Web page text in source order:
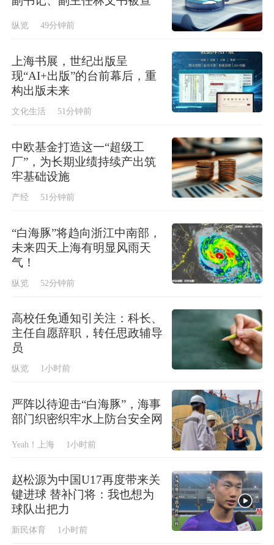
纵览 49分钟前
上海书展，世纪出版呈
现“AI+出版”的台前幕后，重
构出版未来
文化生活 51分钟前
中欧基金打造这一“超级工
厂”，为长期业绩持续产出筑
牢基础设施
产经 51分钟前
“白海豚”将趋向浙江中南部，
未来四天上海有明显风雨天
气！
纵览 52分钟前
高校任免通知引关注：科长、
主任自愿辞职，转任思政辅导
员
纵览 1小时前
严阵以待迎击“白海豚”，海事
部门织密织牢水上防台安全网
Yeah！上海 1小时前
赵松源为中国U17再度带来关
键进球 替补门将：我也想为
球队出把力
新民体育 1小时前